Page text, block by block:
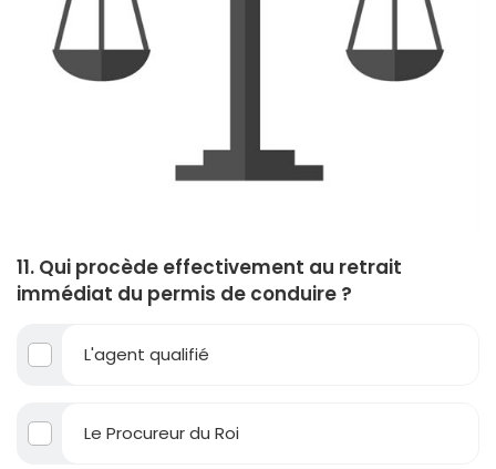
11. Qui procède effectivement au retrait
immédiat du permis de conduire ?
L'agent qualifié
Le Procureur du Roi